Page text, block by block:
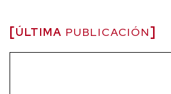
ÚLTIMA PUBLICACIÓN